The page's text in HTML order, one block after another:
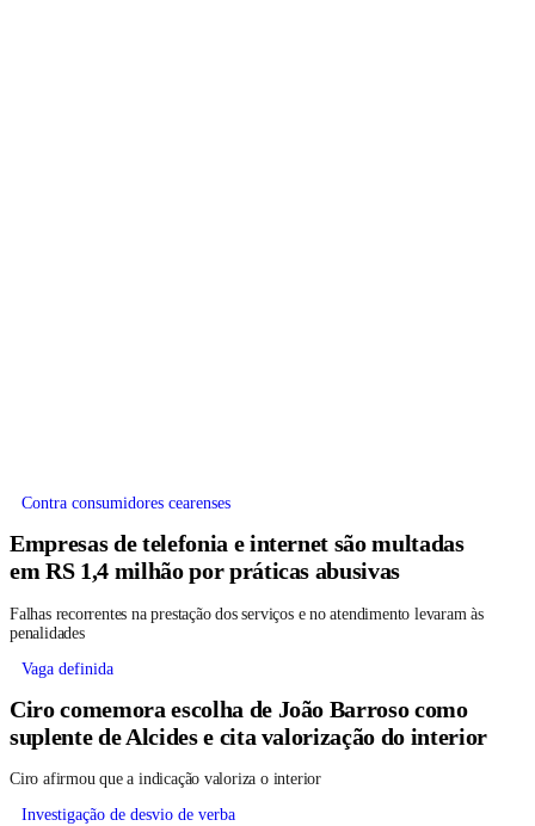
Contra consumidores cearenses
Empresas de telefonia e internet são multadas
em RS 1,4 milhão por práticas abusivas
Falhas recorrentes na prestação dos serviços e no atendimento levaram às
penalidades
Vaga definida
Ciro comemora escolha de João Barroso como
suplente de Alcides e cita valorização do interior
Ciro afirmou que a indicação valoriza o interior
Investigação de desvio de verba